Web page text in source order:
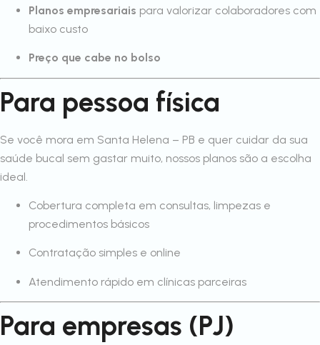
Planos empresariais para valorizar colaboradores com
baixo custo
Preço que cabe no bolso
Para pessoa física
Se você mora em Santa Helena – PB e quer cuidar da sua
saúde bucal sem gastar muito, nossos planos são a escolha
ideal.
Cobertura completa em consultas, limpezas e
procedimentos básicos
Contratação simples e online
Atendimento rápido em clínicas parceiras
Para empresas (PJ)